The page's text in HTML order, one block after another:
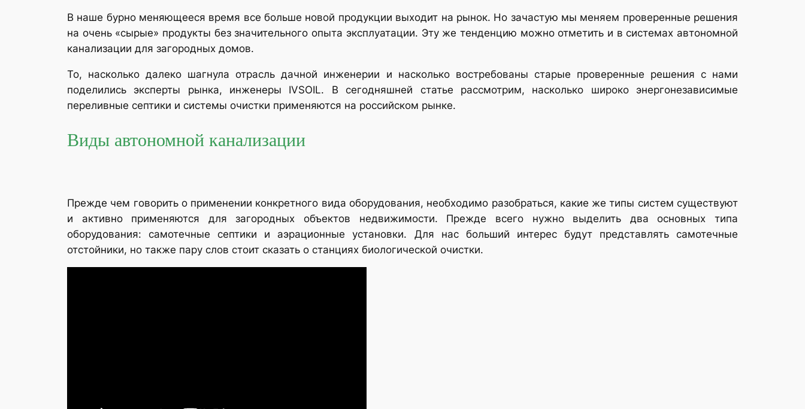
В наше бурно меняющееся время все больше новой продукции выходит на рынок. Но зачастую мы меняем проверенные решения
на очень «сырые» продукты без значительного опыта эксплуатации. Эту же тенденцию можно отметить и в системах автономной
канализации для загородных домов.
То, насколько далеко шагнула отрасль дачной инженерии и насколько востребованы старые проверенные решения с нами
поделились эксперты рынка, инженеры IVSOIL. В сегодняшней статье рассмотрим, насколько широко энергонезависимые
переливные септики и системы очистки применяются на российском рынке.
Виды автономной канализации
Прежде чем говорить о применении конкретного вида оборудования, необходимо разобраться, какие же типы систем существуют
и активно применяются для загородных объектов недвижимости. Прежде всего нужно выделить два основных типа
оборудования: самотечные септики и аэрационные установки. Для нас больший интерес будут представлять самотечные
отстойники, но также пару слов стоит сказать о станциях биологической очистки.